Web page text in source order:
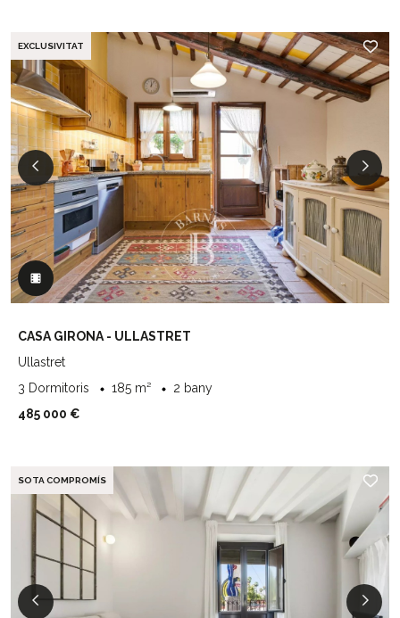
EXCLUSIVITAT
CASA GIRONA - ULLASTRET
Ullastret
3 Dormitoris
185 m²
2 bany
485 000 €
SOTA COMPROMÍS